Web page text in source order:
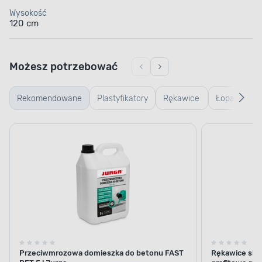
Wysokość
120 cm
Rekomendowane Plastyfikatory Rękawice
robocze i
Łopaty
Możesz potrzebować
Przeciwmrozowa domieszka do betonu FAST
Rękawice